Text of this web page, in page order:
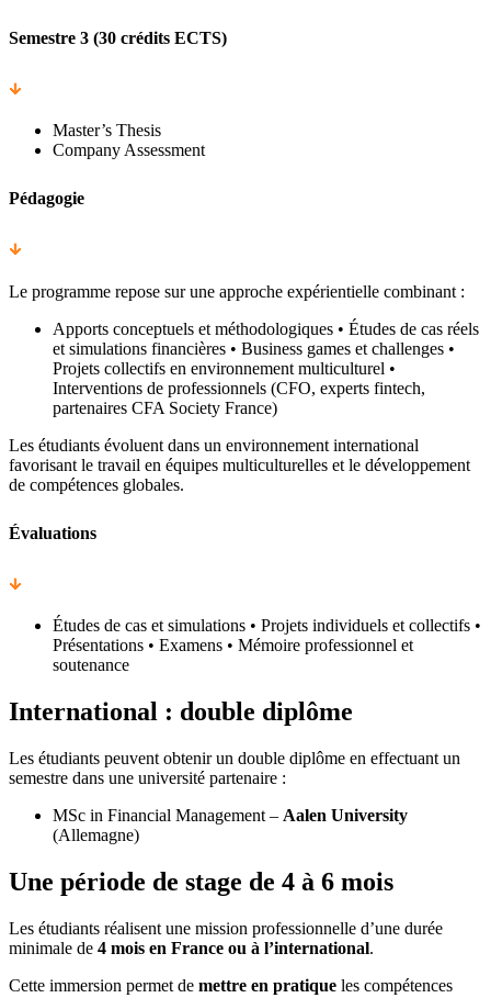
Semestre 3 (30 crédits ECTS)
Master’s Thesis
Company Assessment
Pédagogie
Le programme repose sur une approche expérientielle combinant :
Apports conceptuels et méthodologiques • Études de cas réels
et simulations financières • Business games et challenges •
Projets collectifs en environnement multiculturel •
Interventions de professionnels (CFO, experts fintech,
partenaires CFA Society France)
Les étudiants évoluent dans un environnement international
favorisant le travail en équipes multiculturelles et le développement
de compétences globales.
Évaluations
Études de cas et simulations • Projets individuels et collectifs •
Présentations • Examens • Mémoire professionnel et
soutenance
International : double diplôme
Les étudiants peuvent obtenir un double diplôme en effectuant un
semestre dans une université partenaire :
MSc in Financial Management – Aalen University
(Allemagne)
Une période de stage de 4 à 6 mois
Les étudiants réalisent une mission professionnelle d’une durée
minimale de 4 mois en France ou à l’international.
Cette immersion permet de mettre en pratique les compétences